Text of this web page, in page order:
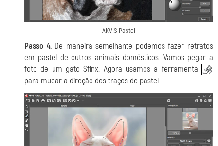
AKVIS Pastel
Passo 4.De maneira semelhante podemos fazer retratos
em pastel de outros animais domésticos. Vamos pegar a
foto de um gato Sfinx. Agora usamos a ferramenta
para mudar a direção dos traços de pastel.